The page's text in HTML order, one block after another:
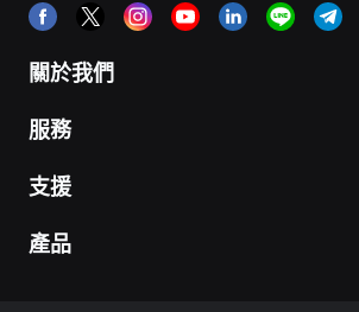
關於我們
服務
支援
產品